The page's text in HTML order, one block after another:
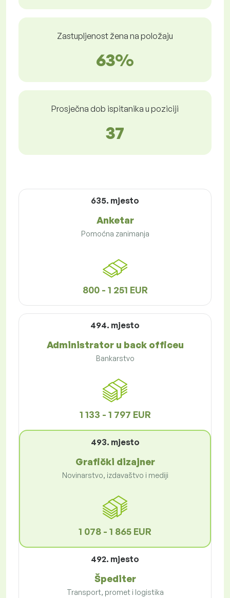
Zastupljenost žena na položaju
63%
Prosječna dob ispitanika u poziciji
37
635. mjesto
Anketar
Pomoćna zanimanja
800 - 1 251 EUR
494. mjesto
Administrator u back officeu
Bankarstvo
1 133 - 1 797 EUR
493. mjesto
Grafički dizajner
Novinarstvo, izdavaštvo i mediji
1 078 - 1 865 EUR
492. mjesto
Špediter
Transport, promet i logistika